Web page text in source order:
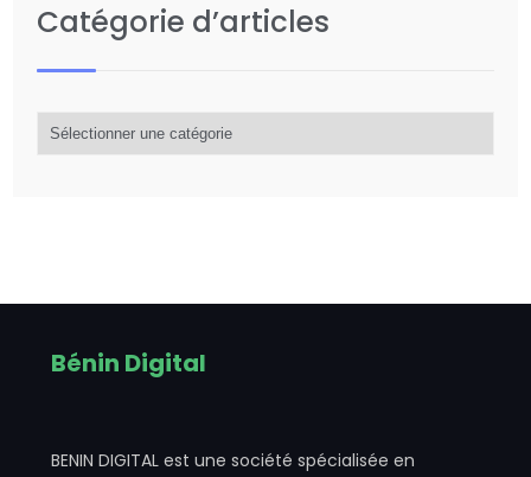
Catégorie d’articles
d’articles
Bénin Digital
BENIN DIGITAL est une société spécialisée en